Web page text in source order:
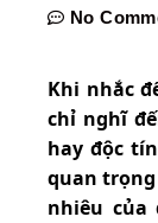
No
Khi nhắc
chỉ nghĩ
hay độc
quan
nhiêu của